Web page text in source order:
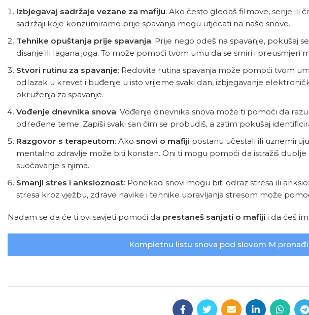
Izbjegavaj sadržaje vezane za mafiju: Ako često gledaš filmove, serije ili
sadržaji koje konzumiramo prije spavanja mogu utjecati na naše snove.
Tehnike opuštanja prije spavanja: Prije nego odeš na spavanje, pokušaj
disanje ili lagana joga. To može pomoći tvom umu da se smiri i preusmjeri
Stvori rutinu za spavanje: Redovita rutina spavanja može pomoći tvom
odlazak u krevet i buđenje u isto vrijeme svaki dan, izbjegavanje
okruženja za spavanje.
Vođenje dnevnika snova: Vođenje dnevnika snova može ti pomoći da
određene teme. Zapiši svaki san čim se probudiš, a zatim pokušaj
Razgovor s terapeutom: Ako snovi o mafiji postanu učestali ili
mentalno zdravlje može biti koristan. Oni ti mogu pomoći da istražiš dublje
suočavanje s njima.
Smanji stres i anksioznost: Ponekad snovi mogu biti odraz stresa ili
stresa kroz vježbu, zdrave navike i tehnike upravljanja stresom može
Nadam se da će ti ovi savjeti pomoći da prestaneš sanjati o mafiji i da ćeš
Kompletnu listu snova pod slovom M